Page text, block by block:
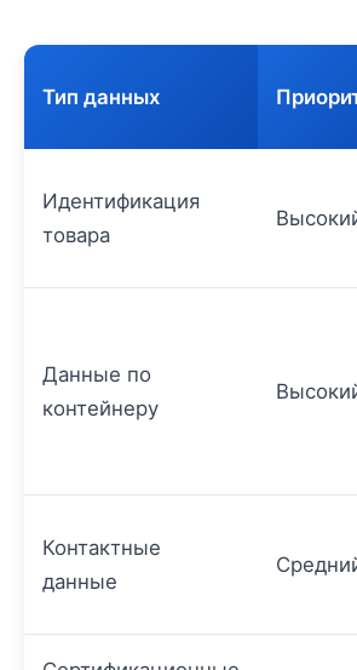
Тип данных
Идентификация
товара
Данные по
контейнеру
Контактные
данные